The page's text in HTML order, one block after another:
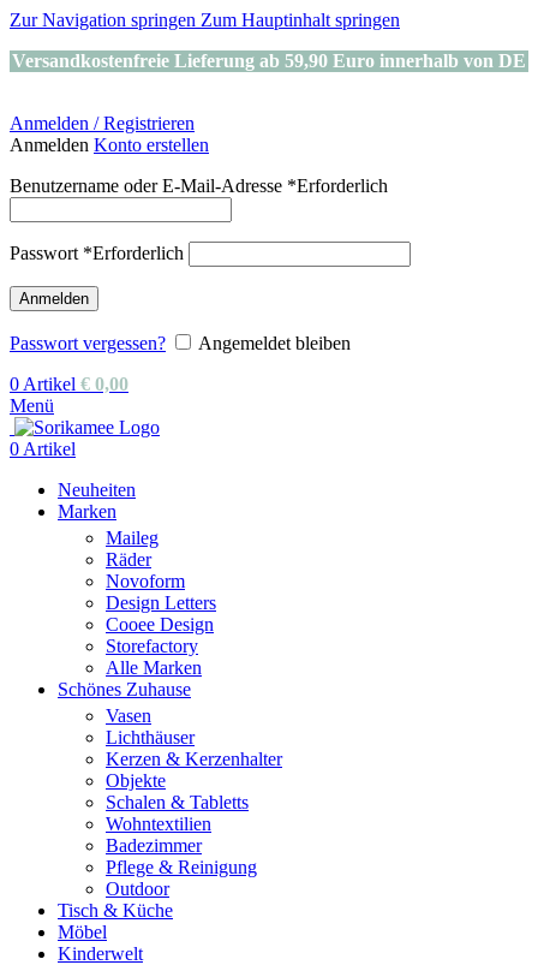
Zur Navigation springen Zum Hauptinhalt springen
Versandkostenfreie Lieferung ab 59,90 Euro innerhalb von DE
Anmelden / Registrieren
Anmelden Konto erstellen
Benutzername oder E-Mail-Adresse *Erforderlich
Passwort *Erforderlich
Anmelden
Passwort vergessen?
Angemeldet bleiben
0 Artikel € 0,00
Menü
0 Artikel
Neuheiten
Marken
Maileg
Räder
Novoform
Design Letters
Cooee Design
Storefactory
Alle Marken
Schönes Zuhause
Vasen
Lichthäuser
Kerzen & Kerzenhalter
Objekte
Schalen & Tabletts
Wohntextilien
Badezimmer
Pflege & Reinigung
Outdoor
Tisch & Küche
Möbel
Kinderwelt